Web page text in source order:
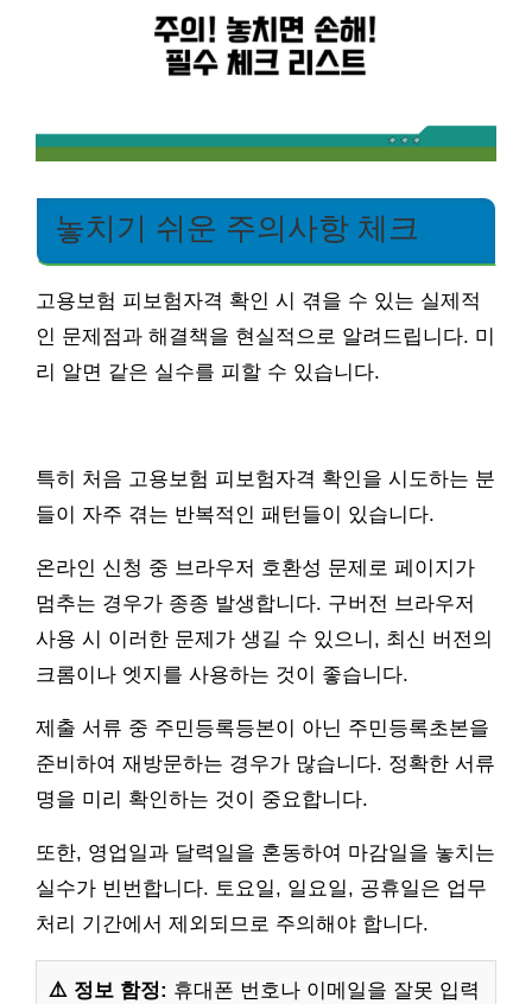
놓치기 쉬운 주의사항 체크
고용보험 피보험자격 확인 시 겪을 수 있는 실제적
인 문제점과 해결책을 현실적으로 알려드립니다. 미
리 알면 같은 실수를 피할 수 있습니다.
특히 처음 고용보험 피보험자격 확인을 시도하는 분
들이 자주 겪는 반복적인 패턴들이 있습니다.
온라인 신청 중 브라우저 호환성 문제로 페이지가
멈추는 경우가 종종 발생합니다. 구버전 브라우저
사용 시 이러한 문제가 생길 수 있으니, 최신 버전의
크롬이나 엣지를 사용하는 것이 좋습니다.
제출 서류 중 주민등록등본이 아닌 주민등록초본을
준비하여 재방문하는 경우가 많습니다. 정확한 서류
명을 미리 확인하는 것이 중요합니다.
또한, 영업일과 달력일을 혼동하여 마감일을 놓치는
실수가 빈번합니다. 토요일, 일요일, 공휴일은 업무
처리 기간에서 제외되므로 주의해야 합니다.
⚠️ 정보 함정: 휴대폰 번호나 이메일을 잘못 입력